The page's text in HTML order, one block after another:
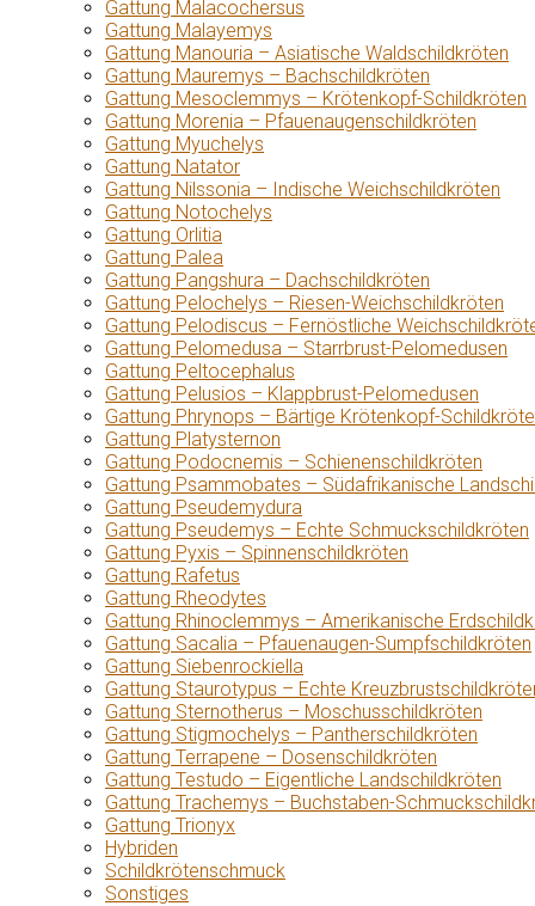
Gattung Malacochersus
Gattung Malayemys
Gattung Manouria – Asiatische Waldschildkröten
Gattung Mauremys – Bachschildkröten
Gattung Mesoclemmys – Krötenkopf-Schildkröten
Gattung Morenia – Pfauenaugenschildkröten
Gattung Myuchelys
Gattung Natator
Gattung Nilssonia – Indische Weichschildkröten
Gattung Notochelys
Gattung Orlitia
Gattung Palea
Gattung Pangshura – Dachschildkröten
Gattung Pelochelys – Riesen-Weichschildkröten
Gattung Pelodiscus – Fernöstliche
Gattung Pelomedusa – Starrbrust-Pelomedusen
Gattung Peltocephalus
Gattung Pelusios – Klappbrust-Pelomedusen
Gattung Phrynops – Bärtige Krötenkopf-
Gattung Platysternon
Gattung Podocnemis – Schienenschildkröten
Gattung Psammobates – Südafrikanische
Gattung Pseudemydura
Gattung Pseudemys – Echte Schmuckschildkröten
Gattung Pyxis – Spinnenschildkröten
Gattung Rafetus
Gattung Rheodytes
Gattung Rhinoclemmys – Amerikanische
Gattung Sacalia – Pfauenaugen-Sumpfschildkröten
Gattung Siebenrockiella
Gattung Staurotypus – Echte
Gattung Sternotherus – Moschusschildkröten
Gattung Stigmochelys – Pantherschildkröten
Gattung Terrapene – Dosenschildkröten
Gattung Testudo – Eigentliche Landschildkröten
Gattung Trachemys – Buchstaben-
Gattung Trionyx
Hybriden
Schildkrötenschmuck
Sonstiges